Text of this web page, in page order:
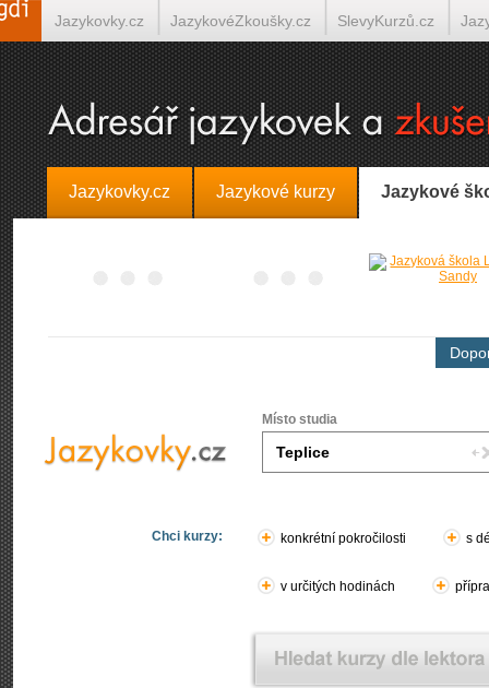
Jazykovky.cz Jazykové kurzy Jazykové
Místo studia
Chci kurzy: konkrétní pokročilosti s
v určitých hodinách
Jazykovky.cz JazykovéZkoušky.cz SlevyKurzů.cz
Španělština on-line Italština on-line Tlumočení-